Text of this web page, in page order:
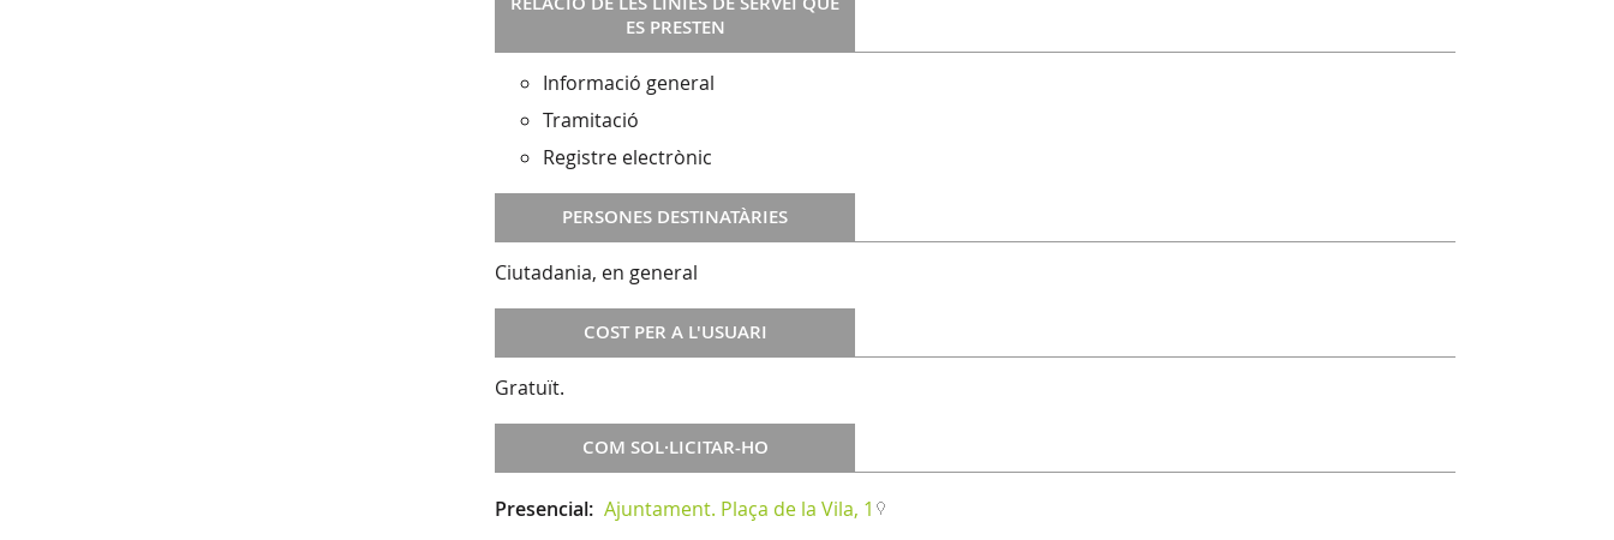
ES PRESTEN
Informació general
Tramitació
Registre electrònic
PERSONES DESTINATÀRIES
Ciutadania, en general
COST PER A L'USUARI
Gratuït.
COM SOL·LICITAR-HO
Presencial: Ajuntament. Plaça de la Vila, 1